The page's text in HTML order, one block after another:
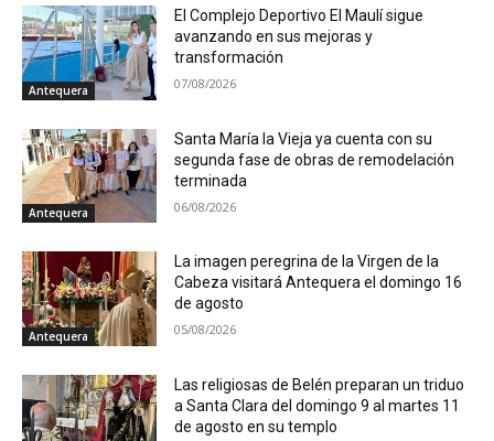
Antequera
El Complejo Deportivo El Maulí sigue
avanzando en sus mejoras y
transformación
07/08/2026
Antequera
Santa María la Vieja ya cuenta con su
segunda fase de obras de remodelación
terminada
06/08/2026
Antequera
La imagen peregrina de la Virgen de la
Cabeza visitará Antequera el domingo 16
de agosto
05/08/2026
Las religiosas de Belén preparan un triduo
a Santa Clara del domingo 9 al martes 11
de agosto en su templo